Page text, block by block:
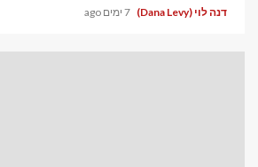
דנה לוי (Dana Levy) 7 ימים ago